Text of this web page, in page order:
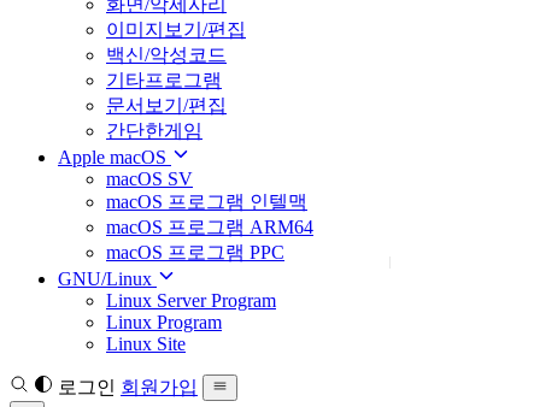
화면/악세사리
이미지보기/편집
백신/악성코드
기타프로그램
문서보기/편집
간단한게임
Apple macOS
macOS SV
macOS 프로그램 인텔맥
macOS 프로그램 ARM64
macOS 프로그램 PPC
GNU/Linux
Linux Server Program
Linux Program
Linux Site
로그인 회원가입